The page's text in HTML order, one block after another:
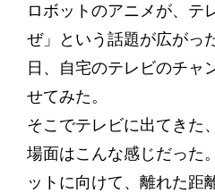
ロボットのアニメが、テ
ぜ」という話題が広がっ
日、自宅のテレビのチャ
せてみた。
そこでテレビに出てきた
場面はこんな感じだった
ットに向けて、離れた距